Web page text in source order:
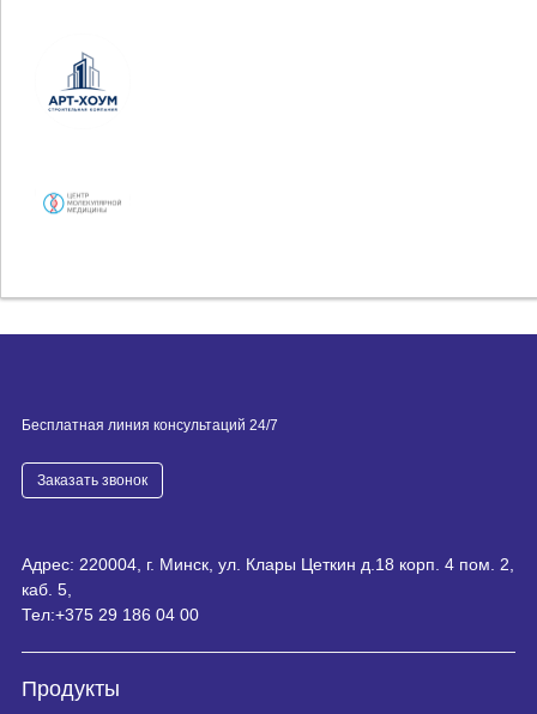
Бесплатная линия консультаций 24/7
Заказать звонок
Адрес: 220004, г. Минск, ул. Клары Цеткин д.18 корп. 4 пом. 2,
каб. 5,
Тел:+375 29 186 04 00
Продукты